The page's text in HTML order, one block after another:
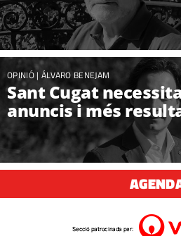
OPINIÓ | ÁLVARO BENEJAM
Sant Cugat
anuncis i més